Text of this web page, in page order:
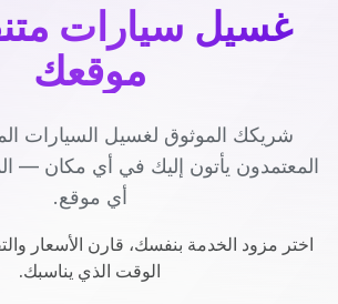
غسيل سيارات
موقعك
شريكك الموثوق لغسيل السيارات
المعتمدون يأتون إليك في أي مكان —
أي موقع.
اختر مزود الخدمة بنفسك، قارن الأسعار
الوقت الذي يناسبك.